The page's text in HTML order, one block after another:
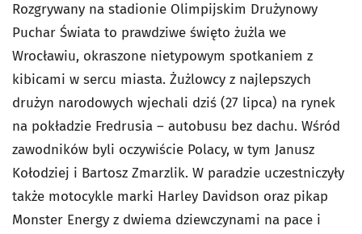
Rozgrywany na stadionie Olimpijskim Drużynowy
Puchar Świata to prawdziwe święto żużla we
Wrocławiu, okraszone nietypowym spotkaniem z
kibicami w sercu miasta. Żużlowcy z najlepszych
drużyn narodowych wjechali dziś (27 lipca) na rynek
na pokładzie Fredrusia – autobusu bez dachu. Wśród
zawodników byli oczywiście Polacy, w tym Janusz
Kołodziej i Bartosz Zmarzlik. W paradzie uczestniczyły
także motocykle marki Harley Davidson oraz pikap
Monster Energy z dwiema dziewczynami na pace i